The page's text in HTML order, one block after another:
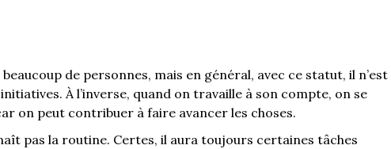
de personnes, mais en général, avec ce statut, il n’est
À l’inverse, quand on travaille à son compte, on se
on peut contribuer à faire avancer les choses.
pas la routine. Certes, il aura toujours certaines tâches